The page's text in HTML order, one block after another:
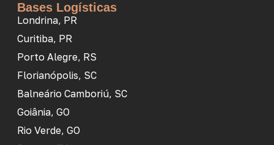
Bases Logísticas
Londrina, PR
Curitiba, PR
Porto Alegre, RS
Florianópolis, SC
Balneário Camboriú, SC
Goiânia, GO
Rio Verde, GO